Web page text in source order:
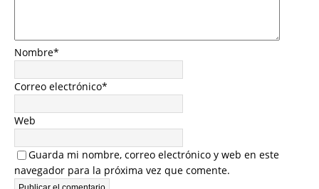
Nombre*
Correo electrónico*
Web
Guarda mi nombre, correo electrónico y web en este
navegador para la próxima vez que comente.